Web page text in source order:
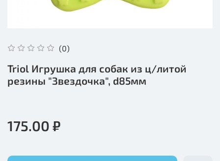
(0)
Triol Игрушка для собак из ц/литой
резины "Звездочка", d85мм
175.00 ₽